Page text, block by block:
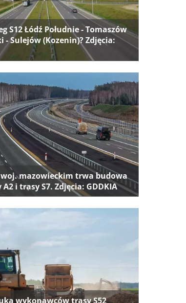
S12 Łódź Południe - Tomaszów
- Sulejów (Kozenin)? Zdjęcia:
woj. mazowieckim trwa budowa
i trasy S7. Zdjęcia: GDDKIA
wykonawców trasy S52